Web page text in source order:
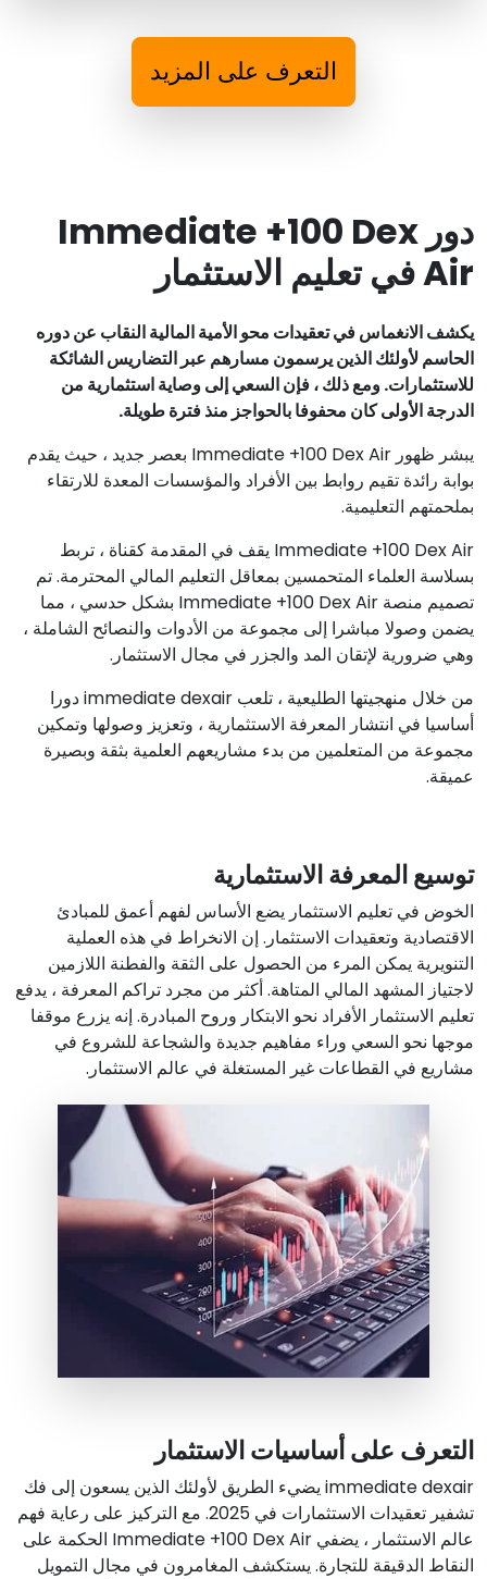
التعرف على المزيد
دور Immediate +100 Dex
Air في تعليم الاستثمار
يكشف الانغماس في تعقيدات محو الأمية المالية النقاب عن دوره
الحاسم لأولئك الذين يرسمون مسارهم عبر التضاريس الشائكة
للاستثمارات. ومع ذلك ، فإن السعي إلى وصاية استثمارية من
الدرجة الأولى كان محفوفا بالحواجز منذ فترة طويلة.
يبشر ظهور Immediate +100 Dex Air بعصر جديد ، حيث يقدم
بوابة رائدة تقيم روابط بين الأفراد والمؤسسات المعدة للارتقاء
بملحمتهم التعليمية.
Immediate +100 Dex Air يقف في المقدمة كقناة ، تربط
بسلاسة العلماء المتحمسين بمعاقل التعليم المالي المحترمة. تم
تصميم منصة Immediate +100 Dex Air بشكل حدسي ، مما
يضمن وصولا مباشرا إلى مجموعة من الأدوات والنصائح الشاملة ،
وهي ضرورية لإتقان المد والجزر في مجال الاستثمار.
من خلال منهجيتها الطليعية ، تلعب immediate dexair دورا
أساسيا في انتشار المعرفة الاستثمارية ، وتعزيز وصولها وتمكين
مجموعة من المتعلمين من بدء مشاريعهم العلمية بثقة وبصيرة
عميقة.
توسيع المعرفة الاستثمارية
الخوض في تعليم الاستثمار يضع الأساس لفهم أعمق للمبادئ
الاقتصادية وتعقيدات الاستثمار. إن الانخراط في هذه العملية
التنويرية يمكن المرء من الحصول على الثقة والفطنة اللازمين
لاجتياز المشهد المالي المتاهة. أكثر من مجرد تراكم المعرفة ، يدفع
تعليم الاستثمار الأفراد نحو الابتكار وروح المبادرة. إنه يزرع موقفا
موجها نحو السعي وراء مفاهيم جديدة والشجاعة للشروع في
مشاريع في القطاعات غير المستغلة في عالم الاستثمار.
التعرف على أساسيات الاستثمار
immediate dexair يضيء الطريق لأولئك الذين يسعون إلى فك
تشفير تعقيدات الاستثمارات في 2025. مع التركيز على رعاية فهم
عالم الاستثمار ، يضفي Immediate +100 Dex Air الحكمة على
النقاط الدقيقة للتجارة. يستكشف المغامرون في مجال التمويل